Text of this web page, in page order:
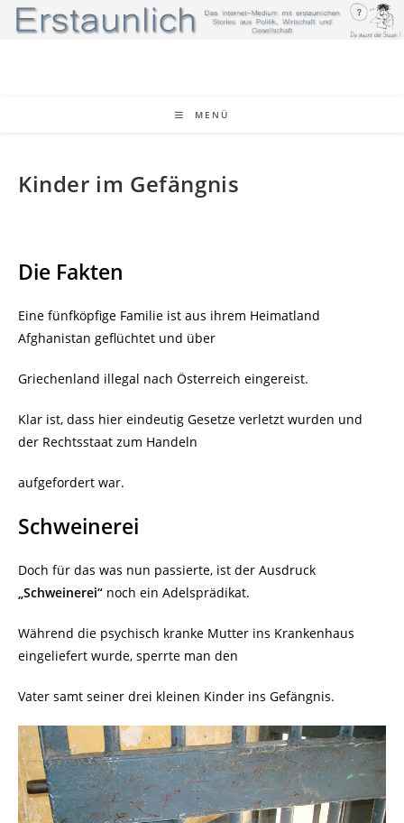
Zum
Inhalt
MENÜ
Kinder im Gefängnis
Die Fakten
Eine fünfköpfige Familie ist aus ihrem Heimatland
Afghanistan geflüchtet und über
Griechenland illegal nach Österreich eingereist.
Klar ist, dass hier eindeutig Gesetze verletzt wurden und
der Rechtsstaat zum Handeln
aufgefordert war.
Schweinerei
Doch für das was nun passierte, ist der Ausdruck
„Schweinerei“ noch ein Adelsprädikat.
Während die psychisch kranke Mutter ins Krankenhaus
eingeliefert wurde, sperrte man den
Vater samt seiner drei kleinen Kinder ins Gefängnis.